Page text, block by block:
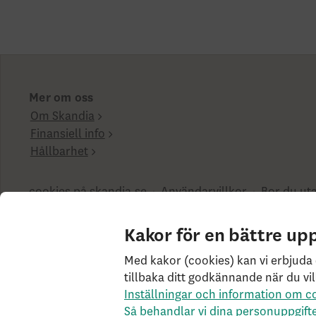
Mer om oss
Om Skandia
Finansiell info
Hållbarhet
cookies på skandia.se Användarvillkor Bor du
Kakor för en bättre
Med kakor (cookies) kan vi
tillbaka ditt godkännande när du
Inställningar och information om
Så behandlar vi dina